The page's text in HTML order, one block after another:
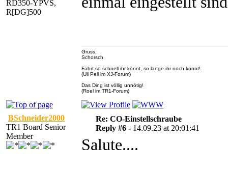
RD350-YPVS,
R[DG]500
Gruss,
Schorsch
Fahrt so schnell ihr könnt, so lange ihr noch könnt!
(Uli Peil im XJ-Forum)
Das Ding ist völlig unnötig!
(Roel im TR1-Forum)
BSchneider2000
TR1 Board Senior
Member
Re: CO-Einstellschraube
Reply #6 - 14.09.23 at 20:01:41
Salute....